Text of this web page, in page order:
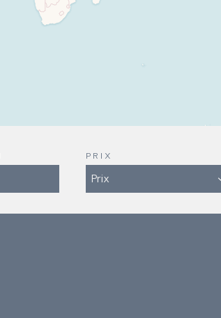
PRIX
Prix